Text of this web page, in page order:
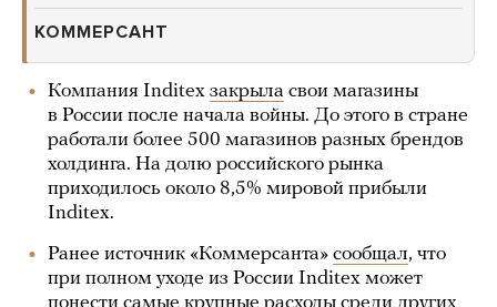
КОММЕРСАНТ
Компания Inditex закрыла свои магазины
в России после начала войны. До этого в стране
работали более 500 магазинов разных брендов
холдинга. На долю российского рынка
приходилось около 8,5% мировой прибыли
Inditex.
Ранее источник «Коммерсанта» сообщал, что
при полном уходе из России Inditex может